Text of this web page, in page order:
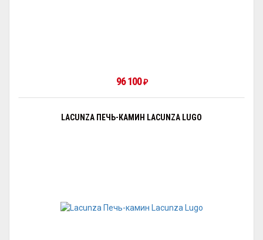
96 100 ₽
LACUNZA ПЕЧЬ-КАМИН LACUNZA LUGO